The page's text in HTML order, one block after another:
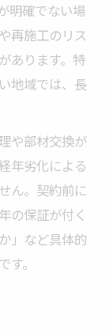
明確でない場
再施工のリス
あります。特
地域では、長
や部材交換が
年劣化による
ん。契約前に
の保証が付く
」など具体的
。